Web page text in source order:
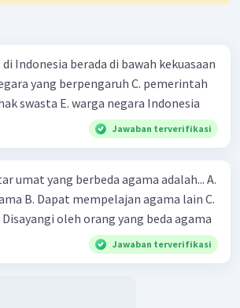
Indonesia berada di bawah kekuasaan
swasta E. warga negara Indonesia
Jawaban terverifikasi
yang berbeda agama adalah... A.
B. Dapat mempelajan agama lain C.
oleh orang yang beda agama
Jawaban terverifikasi